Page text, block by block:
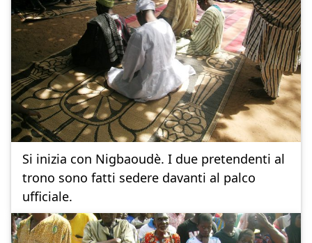
Si inizia con Nigbaoudè. I due pretendenti al
trono sono fatti sedere davanti al palco
ufficiale.